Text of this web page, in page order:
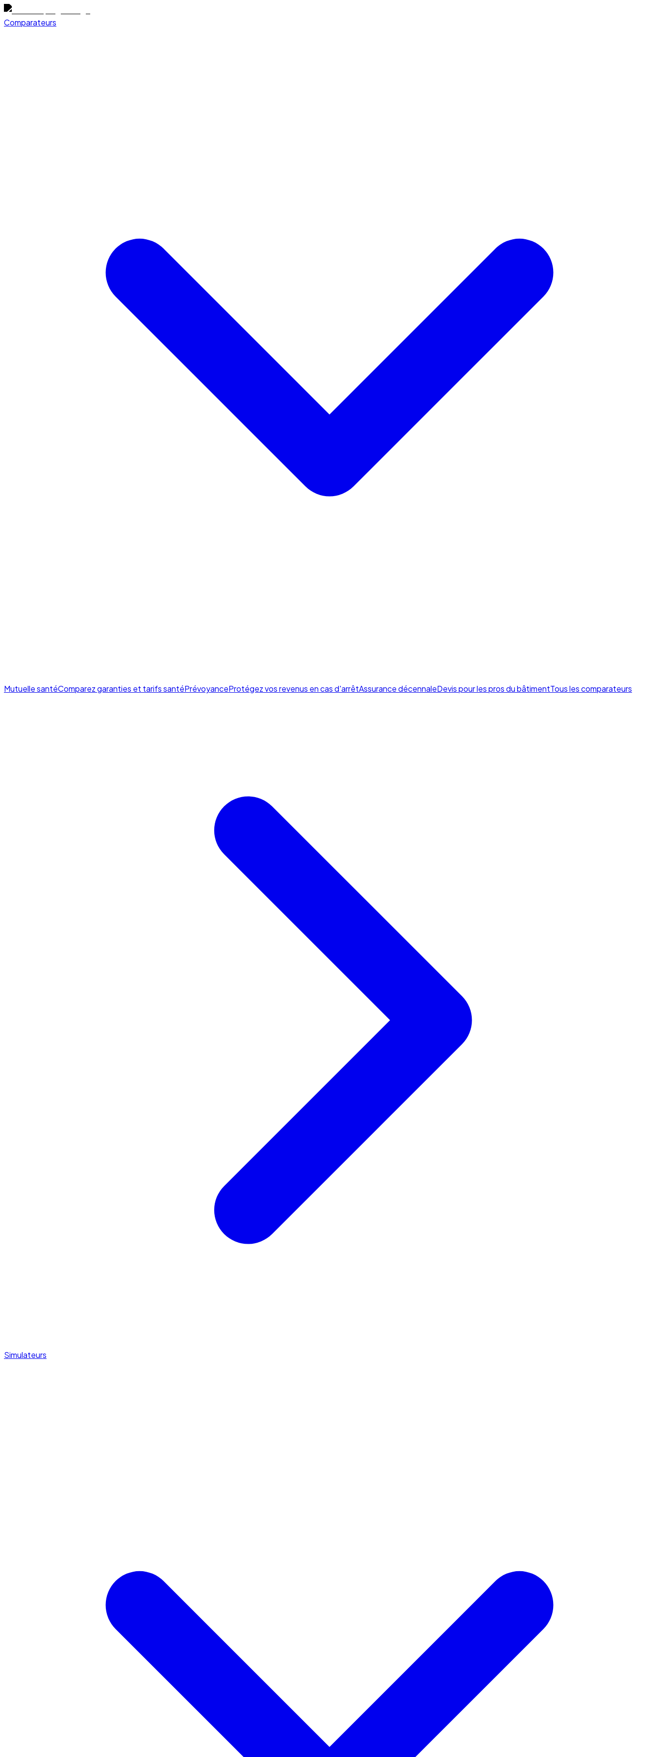
Comparateurs
Mutuelle santéComparez garanties et tarifs santéPrévoyanceProtégez vos revenus en cas d'arrêtAssurance décennaleDevis pour les pros du bâtimentTous les comparateurs
Simulateurs